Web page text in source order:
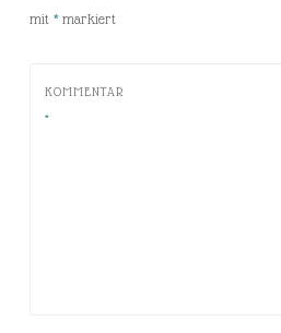
mit *markiert
KOMMENTAR
*